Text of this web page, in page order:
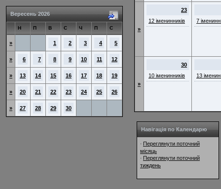
Вересень 2026
Н П В С Ч П С
» 1 2 3 4 5
» 6 7 8 9 10 11 12
» 13 14 15 16 17 18 19
» 20 21 22 23 24 25 26
» 27 28 29 30
»
23
12 іменинників
7
»
30
10 іменинників
13
Навігація по Календарю
· Переглянути поточний
місяць
· Переглянути поточний
тиждень